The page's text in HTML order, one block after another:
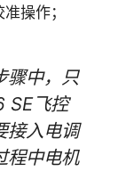
操作；
骤中，只
SE飞控
接入电调
程中电机